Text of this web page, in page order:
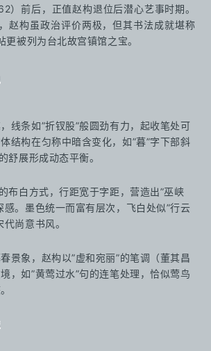
）前后，正值赵构退位后潜心艺事时期。
赵构虽政治评价两极，但其书法成就堪称
更被列为台北故宫镇馆之宝。
线条如”折钗股”般圆劲有力，起收笔处可
结构在匀称中暗含变化，如”暮”字下部斜
舒展形成动态平衡。
布白方式，行距宽于字距，营造出”巫峡
感。墨色统一而富有层次，飞白处似”行云
尚意书风。
景象，赵构以”虚和宛丽”的笔调（董其昌
，如”黄莺过水”句的连笔处理，恰似莺鸟